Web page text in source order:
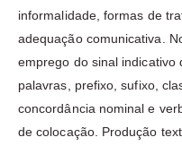
informalidade, formas de
adequação comunicativa.
emprego do sinal indicativo
palavras, prefixo, sufixo,
concordância nominal e
de colocação. Produção